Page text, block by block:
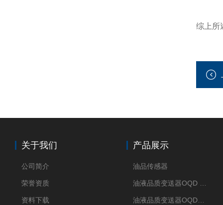
综上所
关于我们
公司简介
荣誉资质
资料下载
产品展示
油品传感器